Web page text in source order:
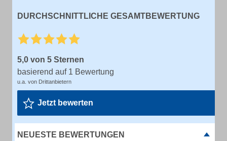
DURCHSCHNITTLICHE GESAMTBEWERTUNG
5,0 von 5 Sternen
basierend auf 1 Bewertung
u.a. von Drittanbietern
Jetzt bewerten
NEUESTE BEWERTUNGEN